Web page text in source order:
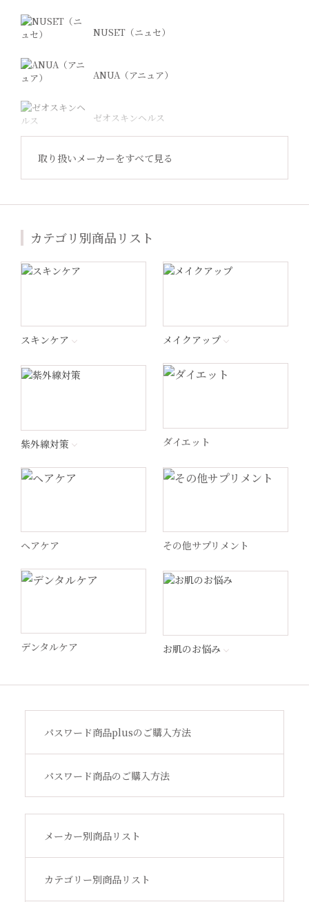
パスワード商品plusのご購入方法
パスワード商品のご購入方法
メーカー別商品リスト
カテゴリー別商品リスト
NUSET（ニュセ）
ANUA（アニュア）
ゼオスキンヘルス
Revision Skincare（リビジョン）
ジャンマリーニ
Lekarka（レカルカ）
MSS
取り扱いメーカーをすべて見る
カテゴリ別商品リスト
スキンケア メイクアップ
紫外線対策 ダイエット
ヘアケア その他サプリメント
デンタルケア お肌のお悩み